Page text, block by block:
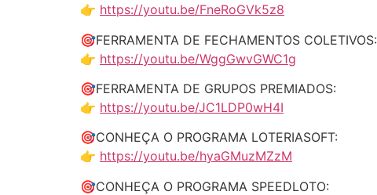
👉 https://youtu.be/FneRoGVk5z8
🎯FERRAMENTA DE FECHAMENTOS COLETIVOS:
👉 https://youtu.be/WggGwvGWC1g
🎯FERRAMENTA DE GRUPOS PREMIADOS:
👉 https://youtu.be/JC1LDP0wH4I
🎯CONHEÇA O PROGRAMA LOTERIASOFT:
👉 https://youtu.be/hyaGMuzMZzM
🎯CONHEÇA O PROGRAMA SPEEDLOTO: